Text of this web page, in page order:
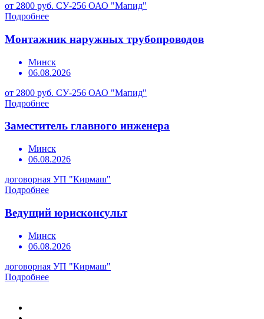
от 2800 руб. СУ-256 ОАО "Мапид"
Подробнее
Монтажник наружных трубопроводов
Минск
06.08.2026
от 2800 руб. СУ-256 ОАО "Мапид"
Подробнее
Заместитель главного инженера
Минск
06.08.2026
договорная УП "Кирмаш"
Подробнее
Ведущий юрисконсульт
Минск
06.08.2026
договорная УП "Кирмаш"
Подробнее